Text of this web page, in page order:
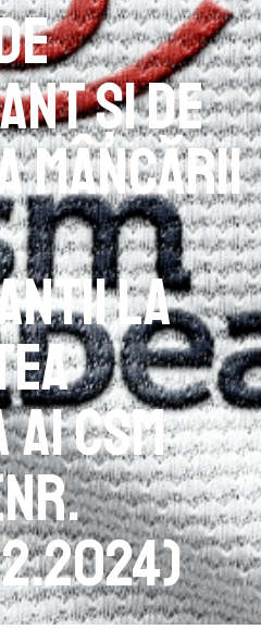
şi de
mâncării
la
CSM